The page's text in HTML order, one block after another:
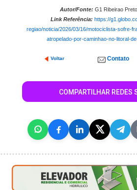
Autor/Fonte: G1 Ribeirao
Link Referência: https://
regiao/noticia/2026/03/16/motociclista-sofre-
atropelado-por-caminhao-no-litoral-
Voltar Contato
COMPARTILHAR REDES